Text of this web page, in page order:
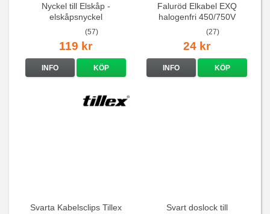
Nyckel till Elskåp -
elskåpsnyckel
(57)
119 kr
INFO KÖP
Faluröd Elkabel EXQ
halogenfri 450/750V
(27)
24 kr
INFO KÖP
Svarta Kabelsclips Tillex
Svart doslock till